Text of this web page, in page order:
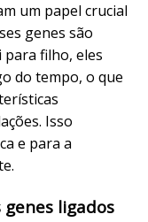
um papel crucial
genes são
filho, eles
do tempo, o que
Isso
e para a
genes ligados